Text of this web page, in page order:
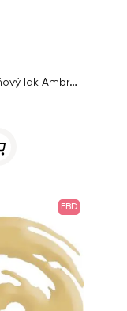
UpTo X Extended Nail Polish – 10 dňový lak Ambre 48, 9ml
EBD